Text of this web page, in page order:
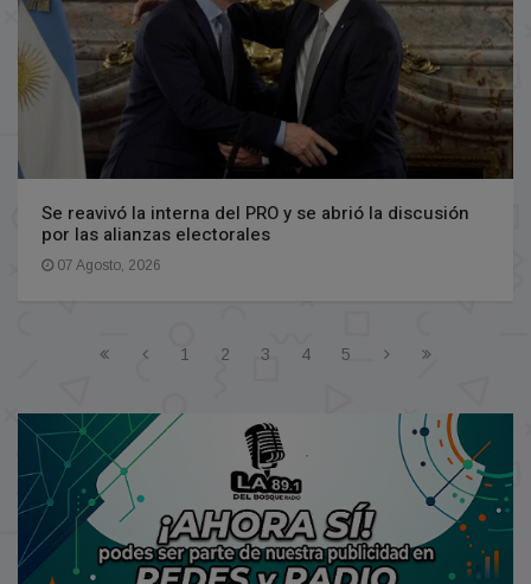
Se reavivó la interna del PRO y se abrió la discusión
por las alianzas electorales
07 Agosto, 2026
1 2 3 4 5